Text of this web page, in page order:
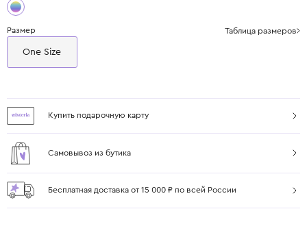
Размер Таблица размеров
One Size
Купить подарочную карту
Самовывоз из бутика
Бесплатная доставка от 15 000 ₽ по всей России